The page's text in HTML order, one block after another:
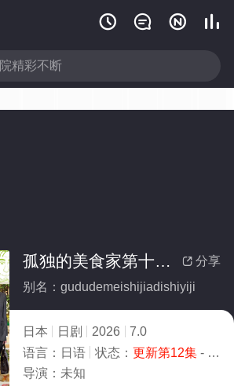
   
 分享
孤独的美食家第十一季
别名：gududemeishijiadishiyiji
日本 日剧 2026
7.0
语言： 日语 状态： 更新第12集- 免费在线观看
导演： 未知